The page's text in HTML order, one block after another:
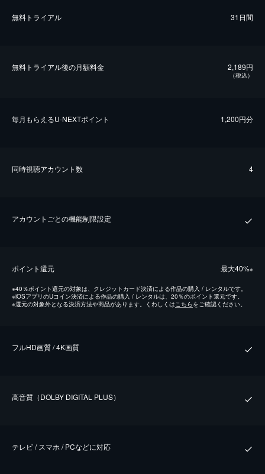
無料トライアル 31日間
無料トライアル後の⽉額料金 2,189円
（税込）
毎⽉もらえるU-NEXTポイント 1,200円分
同時視聴アカウント数 4
アカウントごとの機能制限設定
ポイント還元 最⼤40%※
※40％ポイント還元の対象は、クレジットカード決済による作品の購入 / レンタルです。
※iOSアプリのUコイン決済による作品の購入 / レンタルは、20％のポイント還元です。
※還元の対象外となる決済方法や商品があります。くわしくはこちらをご確認ください。
フルHD画質 / 4K画質
⾼⾳質（DOLBY DIGITAL PLUS）
テレビ / スマホ / PCなどに対応